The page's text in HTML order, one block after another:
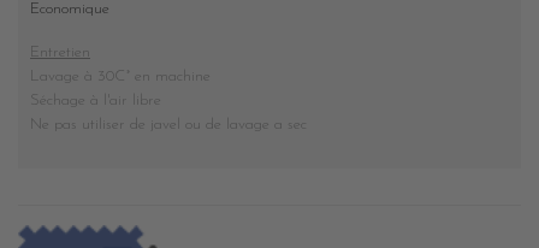
Economique
Entretien
Lavage à 30C° en machine
Séchage à l'air libre
Ne pas utiliser de javel ou de lavage a sec